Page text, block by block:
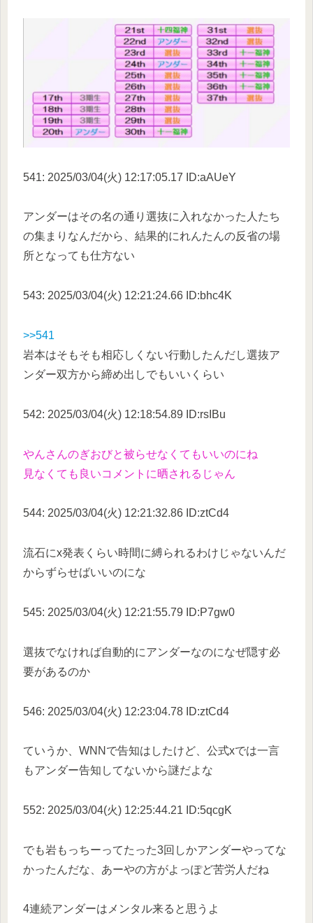
541: 2025/03/04(火) 12:17:05.17 ID:aAUeY
アンダーはその名の通り選抜に入れなかった人たち
の集まりなんだから、結果的にれんたんの反省の場
所となっても仕方ない
543: 2025/03/04(火) 12:21:24.66 ID:bhc4K
>>541
岩本はそもそも相応しくない行動したんだし選抜ア
ンダー双方から締め出しでもいいくらい
542: 2025/03/04(火) 12:18:54.89 ID:rsIBu
やんさんのぎおびと被らせなくてもいいのにね
見なくても良いコメントに晒されるじゃん
544: 2025/03/04(火) 12:21:32.86 ID:ztCd4
流石にx発表くらい時間に縛られるわけじゃないんだ
からずらせばいいのにな
545: 2025/03/04(火) 12:21:55.79 ID:P7gw0
選抜でなければ自動的にアンダーなのになぜ隠す必
要があるのか
546: 2025/03/04(火) 12:23:04.78 ID:ztCd4
ていうか、WNNで告知はしたけど、公式xでは一言
もアンダー告知してないから謎だよな
552: 2025/03/04(火) 12:25:44.21 ID:5qcgK
でも岩もっちーってたった3回しかアンダーやってな
かったんだな、あーやの方がよっぽど苦労人だね
4連続アンダーはメンタル来ると思うよ